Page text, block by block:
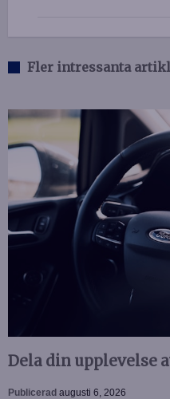
Fler intressanta
Dela din upplevelse
Publicerad augusti 6, 2026